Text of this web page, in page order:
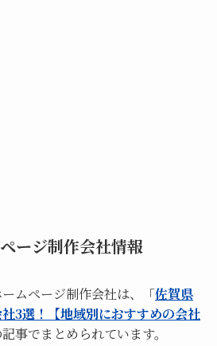
ージ制作会社情報
ムページ制作会社は、「佐賀県
3選！【地域別におすすめの会社
記事でまとめられています。